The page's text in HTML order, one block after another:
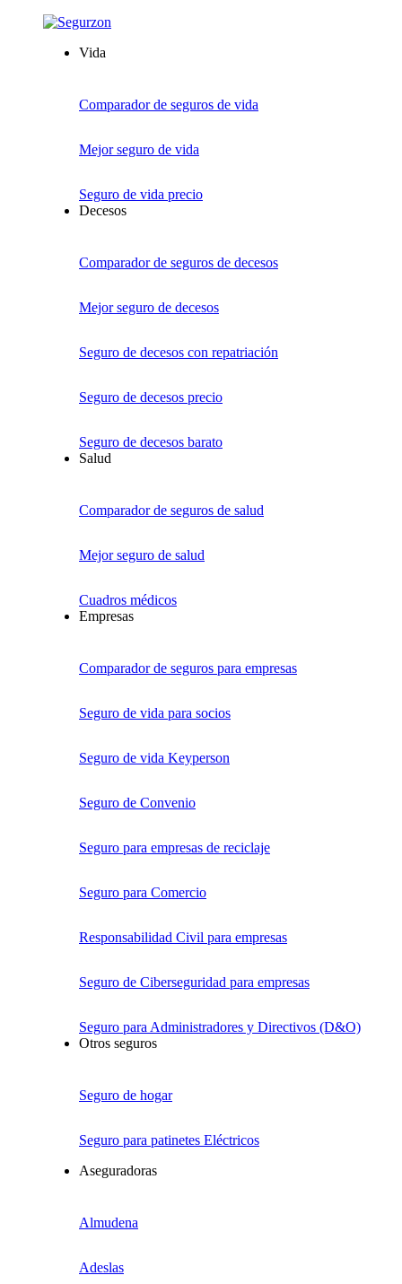
Vida
Comparador de seguros de vida
Mejor seguro de vida
Seguro de vida precio
Decesos
Comparador de seguros de decesos
Mejor seguro de decesos
Seguro de decesos con repatriación
Seguro de decesos precio
Seguro de decesos barato
Salud
Comparador de seguros de salud
Mejor seguro de salud
Cuadros médicos
Empresas
Comparador de seguros para empresas
Seguro de vida para socios
Seguro de vida Keyperson
Seguro de Convenio
Seguro para empresas de reciclaje
Seguro para Comercio
Responsabilidad Civil para empresas
Seguro de Ciberseguridad para empresas
Seguro para Administradores y Directivos (D&O)
Otros seguros
Seguro de hogar
Seguro para patinetes Eléctricos
Aseguradoras
Almudena
Adeslas